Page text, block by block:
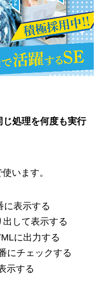
じ処理を何度も実行
います。
に表示する
して表示する
に出力する
にチェックする
示する